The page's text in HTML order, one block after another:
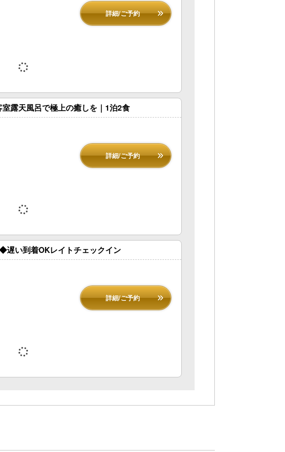
詳細/ご予約
露天風呂で極上の癒しを｜1泊2食
詳細/ご予約
遅い到着OKレイトチェックイン
詳細/ご予約